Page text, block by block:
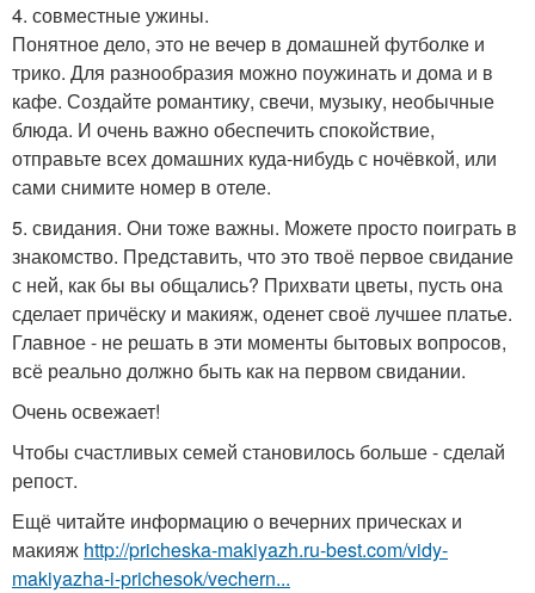
4. совместные ужины.
Понятное дело, это не вечер в домашней футболке и
трико. Для разнообразия можно поужинать и дома и в
кафе. Создайте романтику, свечи, музыку, необычные
блюда. И очень важно обеспечить спокойствие,
отправьте всех домашних куда-нибудь с ночёвкой, или
сами снимите номер в отеле.
5. свидания. Они тоже важны. Можете просто поиграть в
знакомство. Представить, что это твоё первое свидание
с ней, как бы вы общались? Прихвати цветы, пусть она
сделает причёску и макияж, оденет своё лучшее платье.
Главное - не решать в эти моменты бытовых вопросов,
всё реально должно быть как на первом свидании.
Очень освежает!
Чтобы счастливых семей становилось больше - сделай
репост.
Ещё читайте информацию о вечерних прическах и
макияж http://pricheska-makiyazh.ru-best.com/vidy-
makiyazha-i-prichesok/vechern...